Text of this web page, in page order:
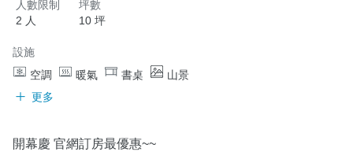
人數限制
2 人
坪數
10 坪
設施
空調
暖氣 書桌
山景
更多
開幕慶 官網訂房最優惠~~